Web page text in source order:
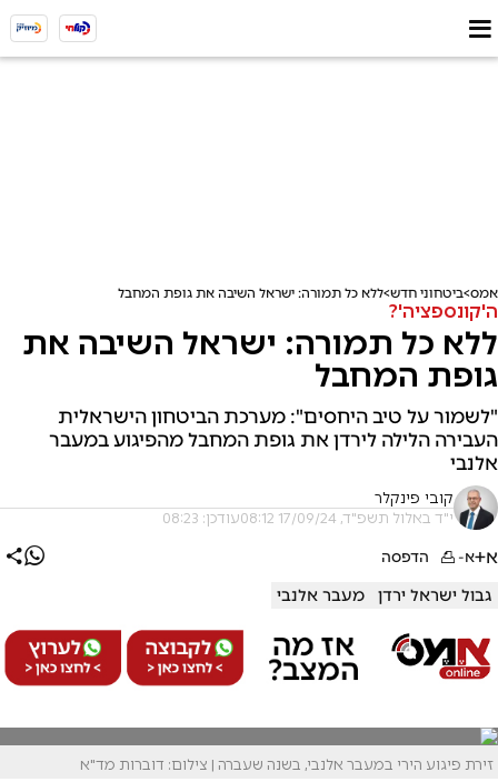
אמס ביטחוני חדש ללא כל תמורה: ישראל השיבה את גופת המחבל
ה'קונספציה'?
ללא כל תמורה: ישראל השיבה את
גופת המחבל
"לשמור על טיב היחסים": מערכת הביטחון הישראלית
העבירה הלילה לירדן את גופת המחבל מהפיגוע במעבר
אלנבי
קובי פינקלר
י"ד באלול תשפ"ד, 17/09/24 08:12 עודכן: 08:23
א+א- הדפסה
גבול ישראל ירדן מעבר אלנבי
זירת פיגוע הירי במעבר אלנבי, בשנה שעברה | צילום: דוברות מד"א